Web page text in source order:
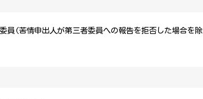
員(苦情申出人が第三者委員への報告を拒否した場合を